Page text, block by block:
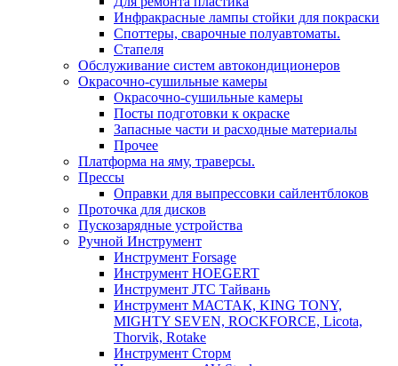
Инфракрасные лампы стойки для покраски
Споттеры, сварочные полуавтоматы.
Стапеля
Обслуживание систем автокондиционеров
Окрасочно-сушильные камеры
Окрасочно-сушильные камеры
Посты подготовки к окраске
Запасные части и расходные материалы
Прочее
Платформа на яму, траверсы.
Прессы
Оправки для выпрессовки сайлентблоков
Проточка для дисков
Пускозарядные устройства
Ручной Инструмент
Инструмент Forsage
Инструмент HOEGERT
Инструмент JTC Тайвань
Инструмент МАСТАК, KING TONY,
MIGHTY SEVEN, ROCKFORCE, Licota,
Thorvik, Rotake
Инструмент Сторм